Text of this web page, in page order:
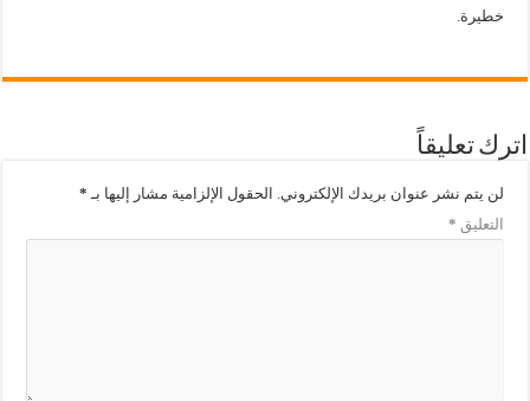
خطيرة.
اترك تعليقاً
لن يتم نشر عنوان بريدك الإلكتروني. الحقول الإلزامية مشار إليها بـ *
التعليق *